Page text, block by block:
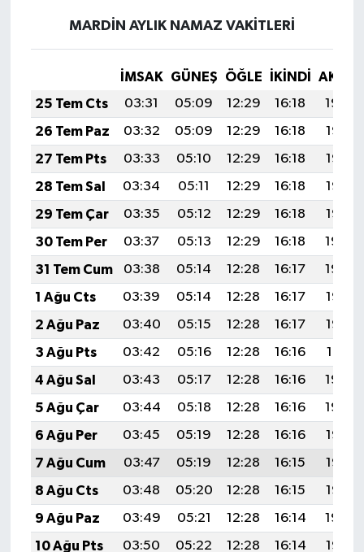
MARDİN AYLIK NAMAZ VAKITLERI
İMSAK GÜNEŞ ÖĞLE İKINDI
25 Tem Cts
03:31 05:09 12:29 16:18
19:39
26 Tem Paz
03:32 05:09 12:29 16:18
19:38
27 Tem Pts
03:33 05:10 12:29 16:18
19:37
28 Tem Sal
03:34 05:11 12:29 16:18
19:36
29 Tem Çar
03:35 05:12 12:29 16:18
19:35
30 Tem Per
03:37 05:13 12:29 16:18
19:34
31 Tem Cum
03:38 05:14 12:28 16:17
19:34
1 Ağu Cts
03:39 05:14 12:28 16:17
19:33
2 Ağu Paz
03:40 05:15 12:28 16:17
19:32
3 Ağu Pts
03:42 05:16 12:28 16:16
19:31
4 Ağu Sal
03:43 05:17 12:28 16:16
19:30
5 Ağu Çar
03:44 05:18 12:28 16:16
19:29
6 Ağu Per
03:45 05:19 12:28 16:16
19:28
7 Ağu Cum
03:47 05:19 12:28 16:15
19:27
8 Ağu Cts
03:48 05:20 12:28 16:15
19:25
9 Ağu Paz
03:49 05:21 12:28 16:14
19:24
10 Ağu Pts
03:50 05:22 12:28 16:14
19:23